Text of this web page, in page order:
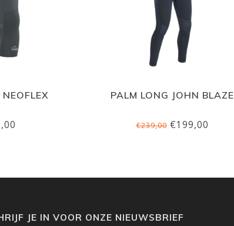
PALM LONG JOHN BLAZE
€239,00€199,00
JE IN VOOR ONZE NIEUWSBRIEF